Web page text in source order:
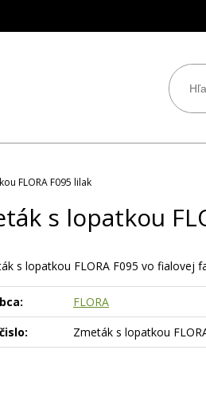
FLORA F095 lilak
s lopatkou
s lopatkou FLORA F095 vo fialovej
FLORA
Zmeták s lopatkou